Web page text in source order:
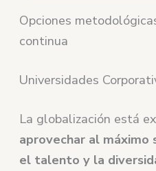
Opciones
continua
Universidades
La globalización está
aprovechar al máximo
el talento y la